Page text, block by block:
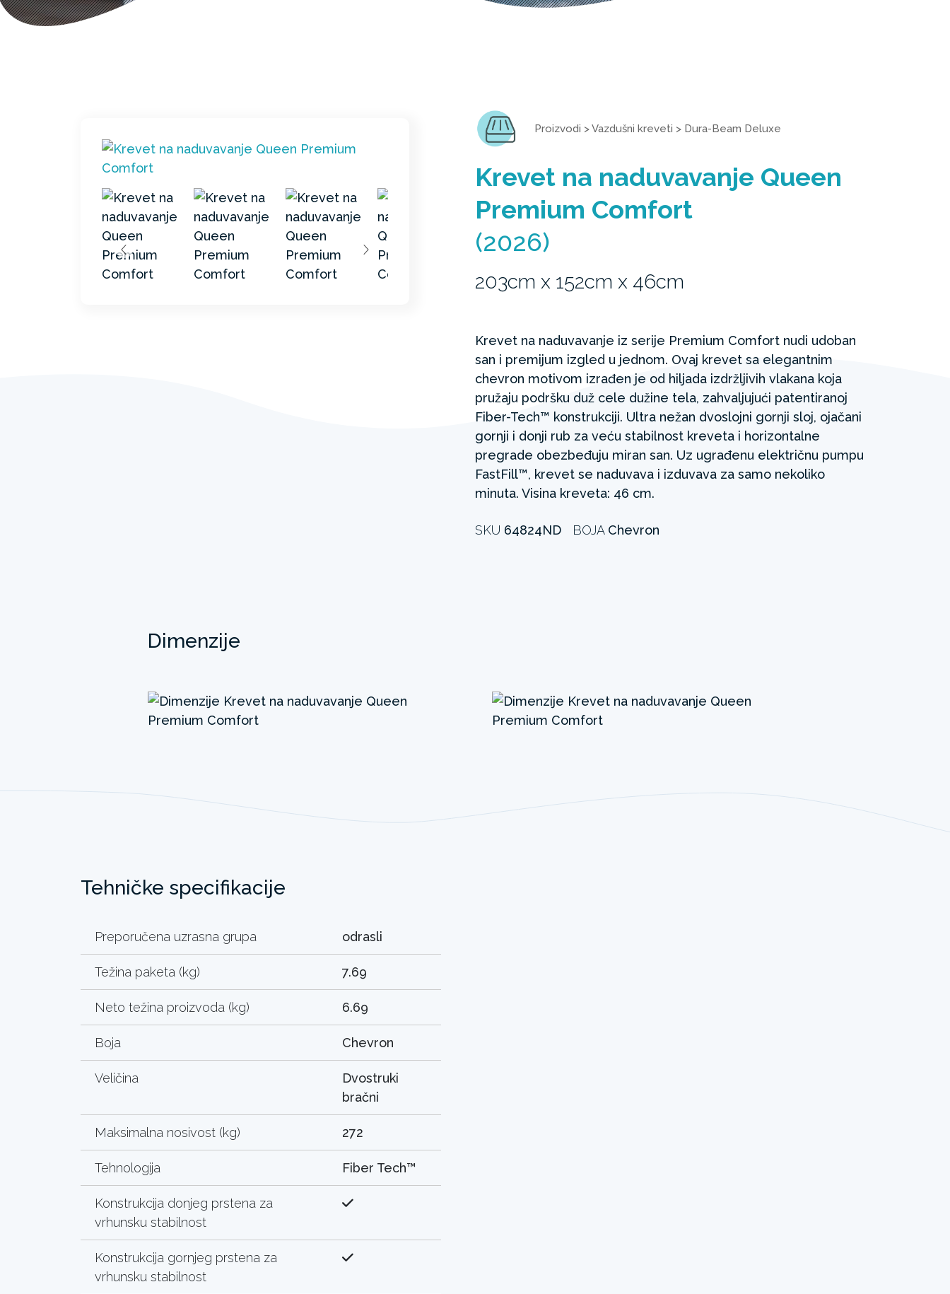
Proizvodi >Vazdušni kreveti > Dura-Beam Deluxe
Krevet na naduvavanje Queen
Premium Comfort
(2026)
203cm x 152cm x 46cm
Krevet na naduvavanje iz serije Premium Comfort nudi udoban
san i premijum izgled u jednom. Ovaj krevet sa elegantnim
chevron motivom izrađen je od hiljada izdržljivih vlakana koja
pružaju podršku duž cele dužine tela, zahvaljujući patentiranoj
Fiber-Tech™ konstrukciji. Ultra nežan dvoslojni gornji sloj, ojačani
gornji i donji rub za veću stabilnost kreveta i horizontalne
pregrade obezbeđuju miran san. Uz ugrađenu električnu pumpu
FastFill™, krevet se naduvava i izduvava za samo nekoliko
minuta. Visina kreveta: 46 cm.
SKU 64824ND BOJA Chevron
Dimenzije
Tehničke specifikacije
Preporučena uzrasna grupa odrasli
Težina paketa (kg) 7.69
Neto težina proizvoda (kg) 6.69
Boja Chevron
Veličina
Dvostruki
bračni
Maksimalna nosivost (kg) 272
Tehnologija Fiber Tech™
Konstrukcija donjeg prstena za
vrhunsku stabilnost
Konstrukcija gornjeg prstena za
vrhunsku stabilnost